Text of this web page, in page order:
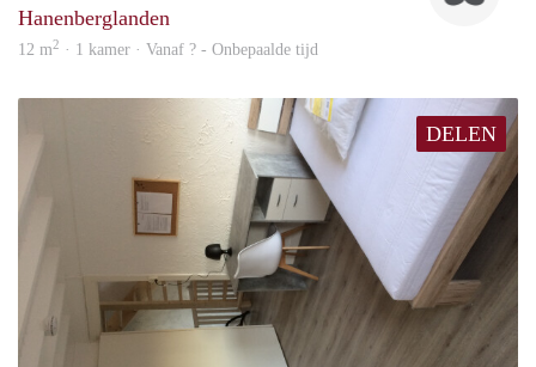
Hanenberglanden
12 m2 · 1 kamer · Vanaf ? - Onbepaalde tijd
DELEN